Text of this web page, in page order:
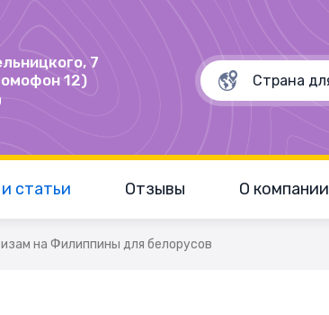
7
12)
статьи Отзывы О компании
на Филиппины для белорусов